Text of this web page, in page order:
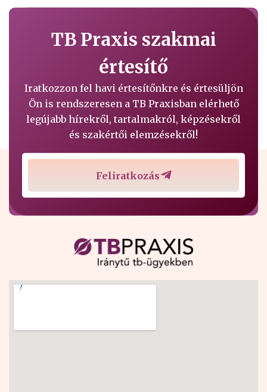
TB Praxis szakmai
értesítő
Iratkozzon fel havi értesítőnkre és értesüljön
Ön is rendszeresen a TB Praxisban elérhető
legújabb hírekről, tartalmakról, képzésekről
és szakértői elemzésekről!
Feliratkozás